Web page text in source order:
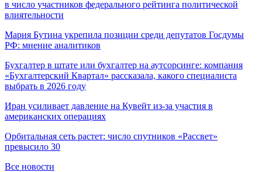
в число участников федерального рейтинга политической
влиятельности
Мария Бутина укрепила позиции среди депутатов Госдумы
РФ: мнение аналитиков
Бухгалтер в штате или бухгалтер на аутсорсинге: компания
«Бухгалтерский Квартал» рассказала, какого специалиста
выбрать в 2026 году
Иран усиливает давление на Кувейт из-за участия в
американских операциях
Орбитальная сеть растет: число спутников «Рассвет»
превысило 30
Все новости